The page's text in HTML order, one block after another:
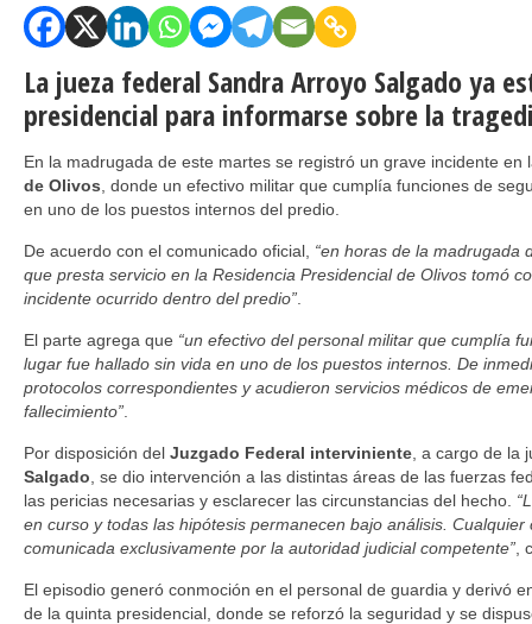
La jueza federal Sandra Arroyo Salgado ya
presidencial para informarse sobre la
En la madrugada de este martes se registró un grave incidente en
de Olivos , donde un efectivo militar que cumplía funciones de
en uno de los puestos internos del predio.
De acuerdo con el comunicado oficial, “en horas de la madrugada
que presta servicio en la Residencia Presidencial de Olivos tomó
incidente ocurrido dentro del predio”
El parte agrega que “un efectivo del personal militar que cumplía
lugar fue hallado sin vida en uno de los puestos internos. De
protocolos correspondientes y acudieron servicios médicos de
fallecimiento”
Por disposición del Juzgado Federal interviniente , a cargo de la
Salgado , se dio intervención a las distintas áreas de las fuerzas
las pericias necesarias y esclarecer las circunstancias del hecho.
en curso y todas las hipótesis permanecen bajo análisis.
comunicada exclusivamente por la autoridad judicial competente”
El episodio generó conmoción en el personal de guardia y derivó
de la quinta presidencial, donde se reforzó la seguridad y se